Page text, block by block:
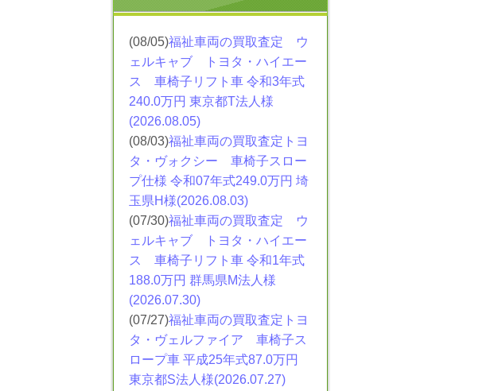
(08/05)福祉車両の買取査定 ウ
ェルキャブ トヨタ・ハイエー
ス
車椅子リフト車 令和3年式
240.0万円 東京都T法人様
(2026.08.05)
(08/03)福祉車両の買取査定トヨ
タ・ヴォクシー 車椅子スロー
プ仕様 令和07年式249.0万円 埼
玉県H様(2026.08.03)
(07/30)福祉車両の買取査定 ウ
ェルキャブ トヨタ・ハイエー
ス
車椅子リフト車 令和1年式
188.0万円 群馬県M法人様
(2026.07.30)
(07/27)福祉車両の買取査定トヨ
タ・ヴェルファイア 車椅子ス
ロープ車 平成25年式87.0万円
東京都S法人様(2026.07.27)